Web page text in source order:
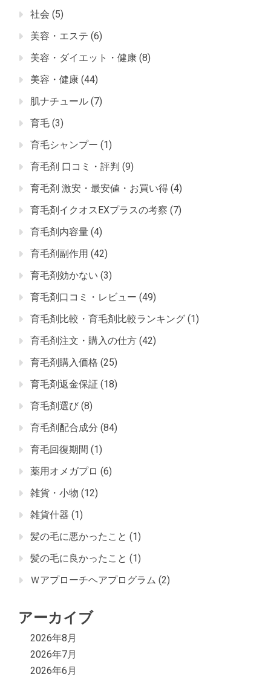
社会 (5)
美容・エステ (6)
美容・ダイエット・健康 (8)
美容・健康 (44)
肌ナチュール (7)
育毛 (3)
育毛シャンプー (1)
育毛剤 口コミ・評判 (9)
育毛剤 激安・最安値・お買い得 (4)
育毛剤イクオスEXプラスの考察 (7)
育毛剤内容量 (4)
育毛剤副作用 (42)
育毛剤効かない (3)
育毛剤口コミ・レビュー (49)
育毛剤比較・育毛剤比較ランキング (1)
育毛剤注文・購入の仕方 (42)
育毛剤購入価格 (25)
育毛剤返金保証 (18)
育毛剤選び (8)
育毛剤配合成分 (84)
育毛回復期間 (1)
薬用オメガプロ (6)
雑貨・小物 (12)
雑貨什器 (1)
髪の毛に悪かったこと (1)
髪の毛に良かったこと (1)
Ｗアプローチヘアプログラム (2)
アーカイブ
2026年8月
2026年7月
2026年6月